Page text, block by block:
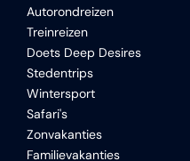
Autorondreizen
Treinreizen
Doets Deep Desires
Stedentrips
Wintersport
Safari's
Zonvakanties
Familievakanties